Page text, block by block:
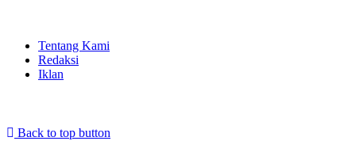
Tentang Kami
Redaksi
Iklan
Back to top button